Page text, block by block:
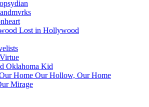
Lost in Hollywood
Oklahoma Kid
Our Hollow, Our Home
Mirage